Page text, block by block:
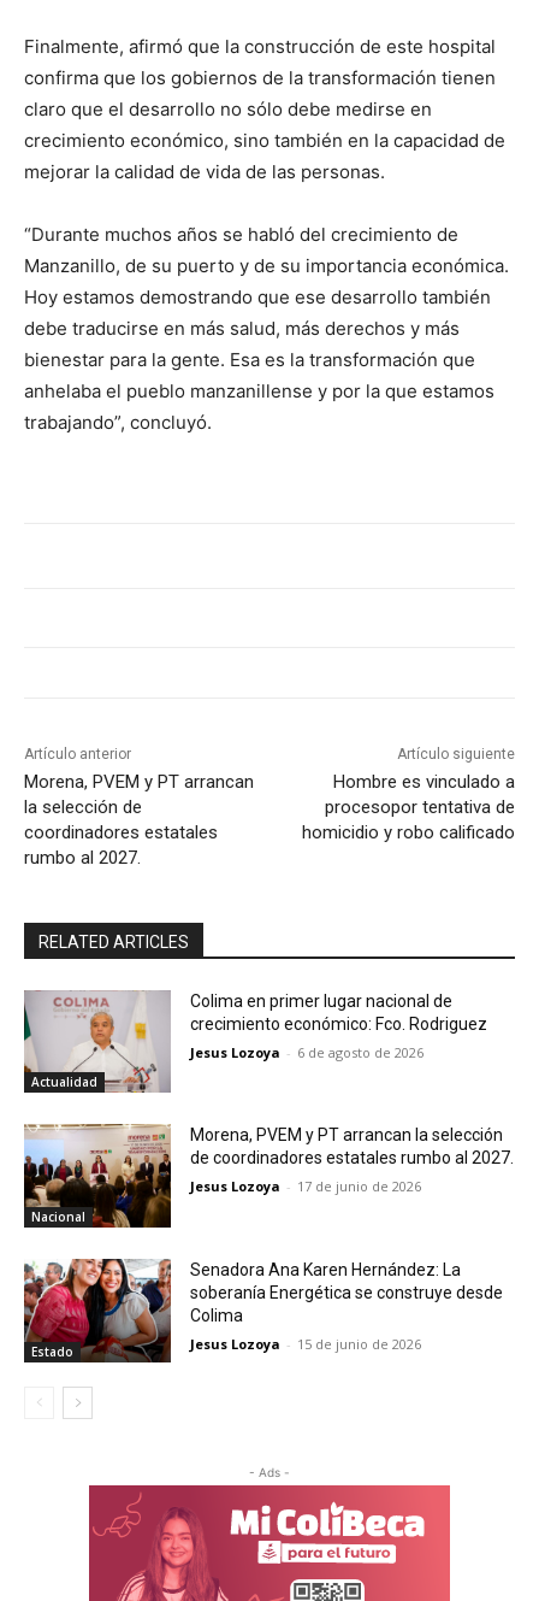
Finalmente, afirmó que la construcción de este hospital
confirma que los gobiernos de la transformación tienen
claro que el desarrollo no sólo debe medirse en
crecimiento económico, sino también en la capacidad de
mejorar la calidad de vida de las personas.
“Durante muchos años se habló del crecimiento de
Manzanillo, de su puerto y de su importancia económica.
Hoy estamos demostrando que ese desarrollo también
debe traducirse en más salud, más derechos y más
bienestar para la gente. Esa es la transformación que
anhelaba el pueblo manzanillense y por la que estamos
trabajando”, concluyó.
Artículo anterior
Morena, PVEM y PT arrancan
la selección de
coordinadores estatales
rumbo al 2027.
Artículo siguiente
Hombre es vinculado a
procesopor tentativa de
homicidio y robo calificado
RELATED ARTICLES
Actualidad
Colima en primer lugar nacional de
crecimiento económico: Fco. Rodriguez
Jesus Lozoya - 6 de agosto de 2026
Nacional
Morena, PVEM y PT arrancan la selección
de coordinadores estatales rumbo al 2027.
Jesus Lozoya - 17 de junio de 2026
Estado
Senadora Ana Karen Hernández: La
soberanía Energética se construye desde
Colima
Jesus Lozoya - 15 de junio de 2026
- Ads -